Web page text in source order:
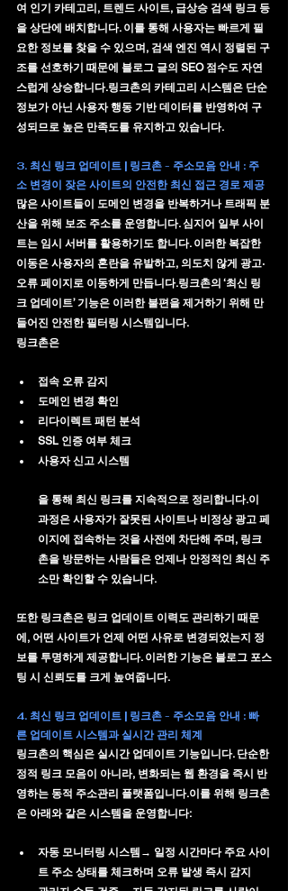
여 인기 카테고리, 트렌드 사이트, 급상승 검색 링크 등
을 상단에 배치합니다. 이를 통해 사용자는 빠르게 필
요한 정보를 찾을 수 있으며, 검색 엔진 역시 정렬된 구
조를 선호하기 때문에 블로그 글의 SEO 점수도 자연
스럽게 상승합니다.링크촌의 카테고리 시스템은 단순
정보가 아닌 사용자 행동 기반 데이터를 반영하여 구
성되므로 높은 만족도를 유지하고 있습니다.
3. 최신 링크 업데이트 | 링크촌 - 주소모음 안내 : 주
소 변경이 잦은 사이트의 안전한 최신 접근 경로 제공
많은 사이트들이 도메인 변경을 반복하거나 트래픽 분
산을 위해 보조 주소를 운영합니다. 심지어 일부 사이
트는 임시 서버를 활용하기도 합니다. 이러한 복잡한
이동은 사용자의 혼란을 유발하고, 의도치 않게 광고·
오류 페이지로 이동하게 만듭니다.링크촌의 ‘최신 링
크 업데이트’ 기능은 이러한 불편을 제거하기 위해 만
들어진 안전한 필터링 시스템입니다.
링크촌은
접속 오류 감지
도메인 변경 확인
리다이렉트 패턴 분석
SSL 인증 여부 체크
사용자 신고 시스템
을 통해 최신 링크를 지속적으로 정리합니다.이
과정은 사용자가 잘못된 사이트나 비정상 광고 페
이지에 접속하는 것을 사전에 차단해 주며, 링크
촌을 방문하는 사람들은 언제나 안정적인 최신 주
소만 확인할 수 있습니다.
또한 링크촌은 링크 업데이트 이력도 관리하기 때문
에, 어떤 사이트가 언제 어떤 사유로 변경되었는지 정
보를 투명하게 제공합니다. 이러한 기능은 블로그 포스
팅 시 신뢰도를 크게 높여줍니다.
4. 최신 링크 업데이트 | 링크촌 - 주소모음 안내 : 빠
른 업데이트 시스템과 실시간 관리 체계
링크촌의 핵심은 실시간 업데이트 기능입니다. 단순한
정적 링크 모음이 아니라, 변화되는 웹 환경을 즉시 반
영하는 동적 주소관리 플랫폼입니다.이를 위해 링크촌
은 아래와 같은 시스템을 운영합니다:
자동 모니터링 시스템 → 일정 시간마다 주요 사이
트 주소 상태를 체크하며 오류 발생 즉시 감지